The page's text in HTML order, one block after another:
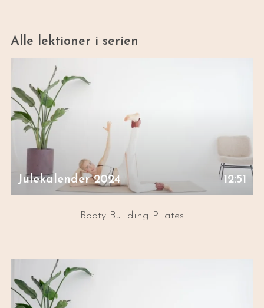
Alle lektioner i serien
Julekalender 2024 12:51
Booty Building Pilates